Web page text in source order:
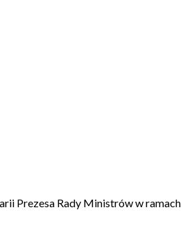
Prezesa Rady Ministrów w ramach